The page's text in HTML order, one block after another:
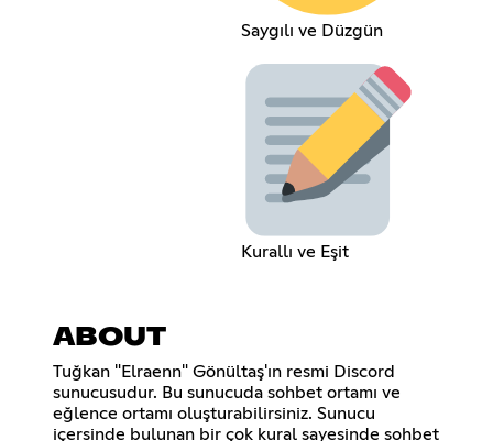
Saygılı ve Düzgün
Kurallı ve Eşit
ABOUT
Tuğkan "Elraenn" Gönültaş'ın resmi Discord
sunucusudur. Bu sunucuda sohbet ortamı ve
eğlence ortamı oluşturabilirsiniz. Sunucu
içersinde bulunan bir çok kural sayesinde sohbet